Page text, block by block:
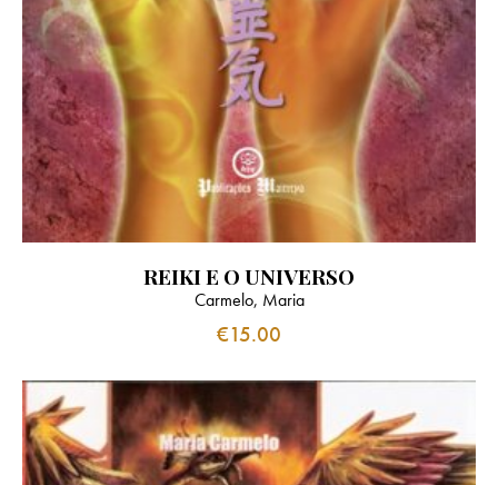
REIKI E O UNIVERSO
Carmelo, Maria
€15.00